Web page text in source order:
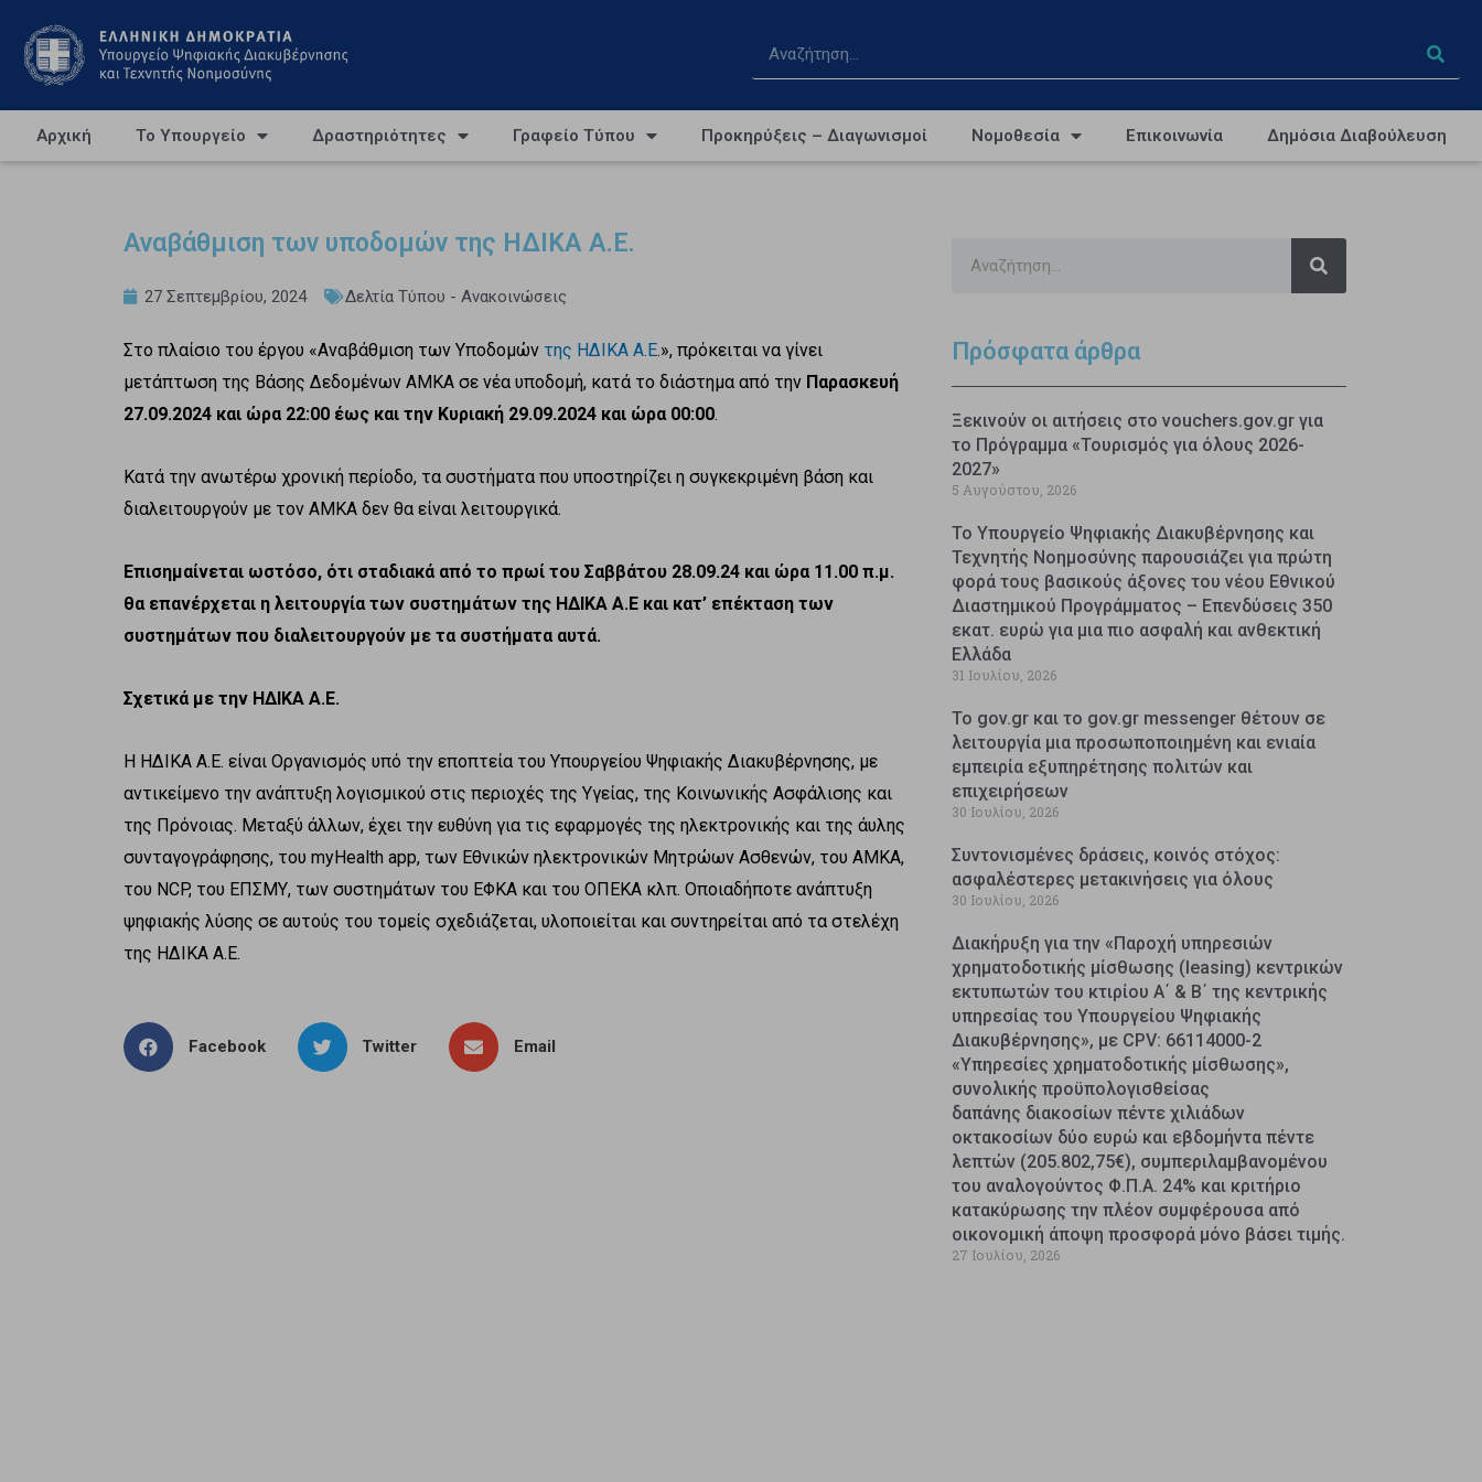
Αρχική Το Υπουργείο Δραστηριότητες Γραφείο Τύπου Προκηρύξεις – Διαγωνισμοί Νομοθεσία Επικοινωνία Δημόσια Διαβούλευση
Αναβάθμιση των υποδομών της ΗΔΙΚΑ Α.Ε.
27 Σεπτεμβρίου, 2024 Δελτία Τύπου - Ανακοινώσεις
Στο πλαίσιο του έργου «Αναβάθμιση των Υποδομών της ΗΔΙΚΑ Α.Ε.», πρόκειται να γίνει
μετάπτωση της Βάσης Δεδομένων ΑΜΚΑ σε νέα υποδομή, κατά το διάστημα από την Παρασκευή
27.09.2024 και ώρα 22:00 έως και την Κυριακή 29.09.2024 και ώρα 00:00.
Κατά την ανωτέρω χρονική περίοδο, τα συστήματα που υποστηρίζει η συγκεκριμένη βάση και
διαλειτουργούν με τον ΑΜΚΑ δεν θα είναι λειτουργικά.
Επισημαίνεται ωστόσο, ότι σταδιακά από το πρωί του Σαββάτου 28.09.24 και ώρα 11.00 π.μ.
θα επανέρχεται η λειτουργία των συστημάτων της ΗΔΙΚΑ Α.Ε και κατ’ επέκταση των
συστημάτων που διαλειτουργούν με τα συστήματα αυτά.
Σχετικά με την ΗΔΙΚΑ Α.Ε.
Η ΗΔΙΚΑ Α.Ε. είναι Οργανισμός υπό την εποπτεία του Υπουργείου Ψηφιακής Διακυβέρνησης, με
αντικείμενο την ανάπτυξη λογισμικού στις περιοχές της Υγείας, της Κοινωνικής Ασφάλισης και
της Πρόνοιας. Μεταξύ άλλων, έχει την ευθύνη για τις εφαρμογές της ηλεκτρονικής και της άυλης
συνταγογράφησης, του myHealth app, των Εθνικών ηλεκτρονικών Μητρώων Ασθενών, του ΑΜΚΑ,
του NCP, του ΕΠΣΜΥ, των συστημάτων του ΕΦΚΑ και του ΟΠΕΚΑ κλπ. Οποιαδήποτε ανάπτυξη
ψηφιακής λύσης σε αυτούς του τομείς σχεδιάζεται, υλοποιείται και συντηρείται από τα στελέχη
της ΗΔΙΚΑ Α.Ε.
Facebook Twitter Email
Πρόσφατα άρθρα
Ξεκινούν οι αιτήσεις στο vouchers.gov.gr για
το Πρόγραμμα «Τουρισμός για όλους 2026-
2027»
5 Αυγούστου, 2026
Το Υπουργείο Ψηφιακής Διακυβέρνησης και
Τεχνητής Νοημοσύνης παρουσιάζει για πρώτη
φορά τους βασικούς άξονες του νέου Εθνικού
Διαστημικού Προγράμματος – Επενδύσεις 350
εκατ. ευρώ για μια πιο ασφαλή και ανθεκτική
Ελλάδα
31 Ιουλίου, 2026
Το gov.gr και το gov.gr messenger θέτουν σε
λειτουργία μια προσωποποιημένη και ενιαία
εμπειρία εξυπηρέτησης πολιτών και
επιχειρήσεων
30 Ιουλίου, 2026
Συντονισμένες δράσεις, κοινός στόχος:
ασφαλέστερες μετακινήσεις για όλους
30 Ιουλίου, 2026
Διακήρυξη για την «Παροχή υπηρεσιών
χρηματοδοτικής μίσθωσης (leasing) κεντρικών
εκτυπωτών του κτιρίου Α΄ & Β΄ της κεντρικής
υπηρεσίας του Υπουργείου Ψηφιακής
Διακυβέρνησης», με CPV: 66114000-2
«Υπηρεσίες χρηματοδοτικής μίσθωσης»,
συνολικής προϋπολογισθείσας
δαπάνης διακοσίων πέντε χιλιάδων
οκτακοσίων δύο ευρώ και εβδομήντα πέντε
λεπτών (205.802,75€), συμπεριλαμβανομένου
του αναλογούντος Φ.Π.Α. 24% και κριτήριο
κατακύρωσης την πλέον συμφέρουσα από
οικονομική άποψη προσφορά μόνο βάσει τιμής.
27 Ιουλίου, 2026